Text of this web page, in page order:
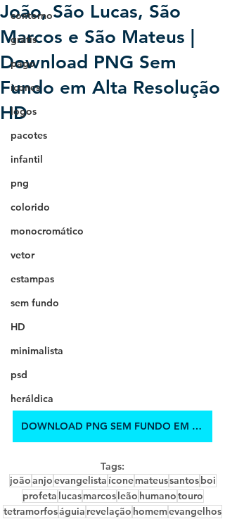
contorno
grátis
pago
ícones
logos
pacotes
infantil
png
colorido
monocromático
vetor
estampas
sem fundo
HD
minimalista
psd
heráldica
João, São Lucas, São
Marcos e São Mateus |
Download PNG Sem
Fundo em Alta Resolução
HD
DOWNLOAD PNG SEM FUNDO EM HD
Tags:
joãoanjoevangelista íconemateussantosboi
profeta lucasmarcosleão humanotouro
tetramorfoságuia revelação homemevangelhos